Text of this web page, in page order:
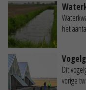
het
Dit
vorige